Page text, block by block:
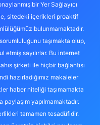
bir Yer Sağlayıcı
sitedeki içerikleri proaktif
bulunmamaktadır.
taşımakta olup,
etmiş sayılırlar. Bu internet
şirketi ile hiçbir bağlantısı
hazırladığımız makaleler
haber niteliği taşımamakta
yapılmamaktadır.
tamamen tesadüfidir.